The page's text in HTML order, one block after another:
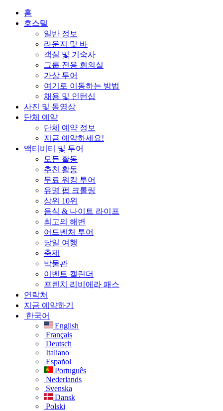
홈
호스텔
일반 정보
라운지 및 바
객실 및 기숙사
그룹 전용 회의실
가상 투어
여기로 이동하는 방법
채용 및 인턴십
사진 및 동영상
단체 예약
단체 예약 정보
지금 예약하세요!
액티비티 및 투어
모든 활동
추천 활동
무료 워킹 투어
유명 펍 크롤링
상위 10위
음식 & 나이트 라이프
최고의 해변
어드벤처 투어
당일 여행
축제
박물관
이벤트 캘린더
프렌치 리비에라 패스
연락처
지금 예약하기
한국어
English
Français
Deutsch
Italiano
Español
Português
Nederlands
Svenska
Dansk
Polski